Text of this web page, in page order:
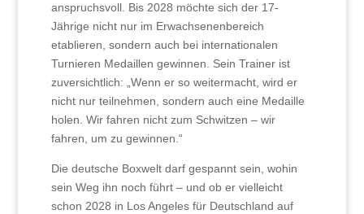
anspruchsvoll. Bis 2028 möchte sich der 17-
Jährige nicht nur im Erwachsenenbereich
etablieren, sondern auch bei internationalen
Turnieren Medaillen gewinnen. Sein Trainer ist
zuversichtlich: „Wenn er so weitermacht, wird er
nicht nur teilnehmen, sondern auch eine Medaille
holen. Wir fahren nicht zum Schwitzen – wir
fahren, um zu gewinnen.“
Die deutsche Boxwelt darf gespannt sein, wohin
sein Weg ihn noch führt – und ob er vielleicht
schon 2028 in Los Angeles für Deutschland auf